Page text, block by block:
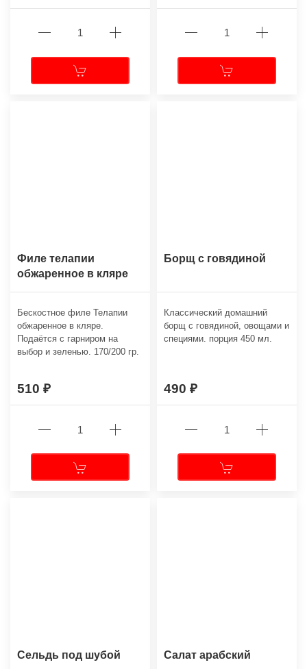
Филе телапии
обжаренное в кляре
Бескостное филе Телапии
обжаренное в кляре.
Подаётся с гарниром на
выбор и зеленью. 170/200 гр.
510
Борщ с говядиной
Классический домашний
борщ с говядиной, овощами и
специями. порция 450 мл.
490
Сельдь под шубой Салат арабский